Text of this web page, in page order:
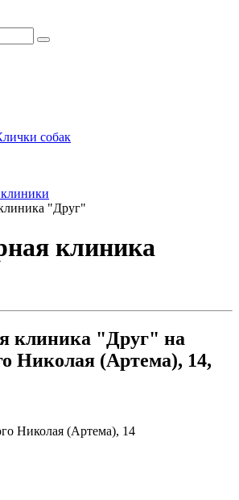
собак
"Друг"
клиника
клиника "Друг" на
Николая (Артема), 14,
Николая (Артема), 14